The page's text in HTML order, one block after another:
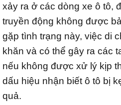
xảy ra ở các dòng xe ô tô,
truyền động không được
gặp tình trạng này, việc di
khăn và có thể gây ra các
nếu không được xử lý kịp
dấu hiệu nhận biết ô tô bị
quả.